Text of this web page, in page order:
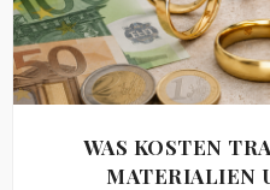
WAS KOSTEN
MATERIALIEN